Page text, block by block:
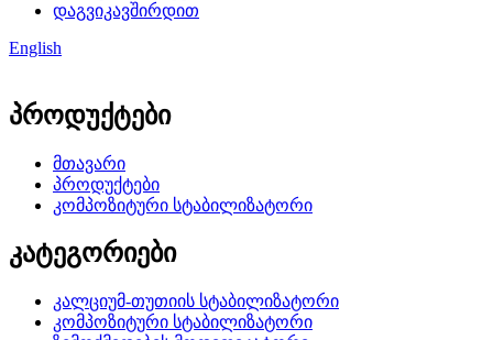
დაგვიკავშირდით
English
პროდუქტები
მთავარი
პროდუქტები
კომპოზიტური სტაბილიზატორი
კატეგორიები
კალციუმ-თუთიის სტაბილიზატორი
კომპოზიტური სტაბილიზატორი